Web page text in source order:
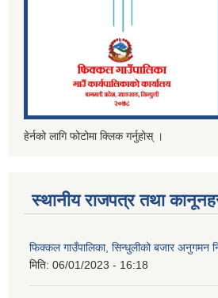
हेर्नको लागि फोटोमा क्लिक गर्नुहोस् ।
स्थानीय राजपत्र तथा
फिक्कल गाउँपालिका, सिन्धुलीको बजार अनुगमन
मिति: 06/01/2023 - 16:18